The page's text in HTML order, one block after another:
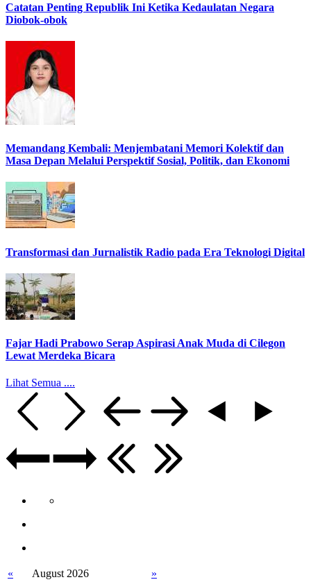
Catatan Penting Republik Ini Ketika Kedaulatan Negara
Diobok-obok
Memandang Kembali: Menjembatani Memori Kolektif dan
Masa Depan Melalui Perspektif Sosial, Politik, dan Ekonomi
Transformasi dan Jurnalistik Radio pada Era Teknologi Digital
Fajar Hadi Prabowo Serap Aspirasi Anak Muda di Cilegon
Lewat Merdeka Bicara
Lihat Semua ....
« August 2026
»